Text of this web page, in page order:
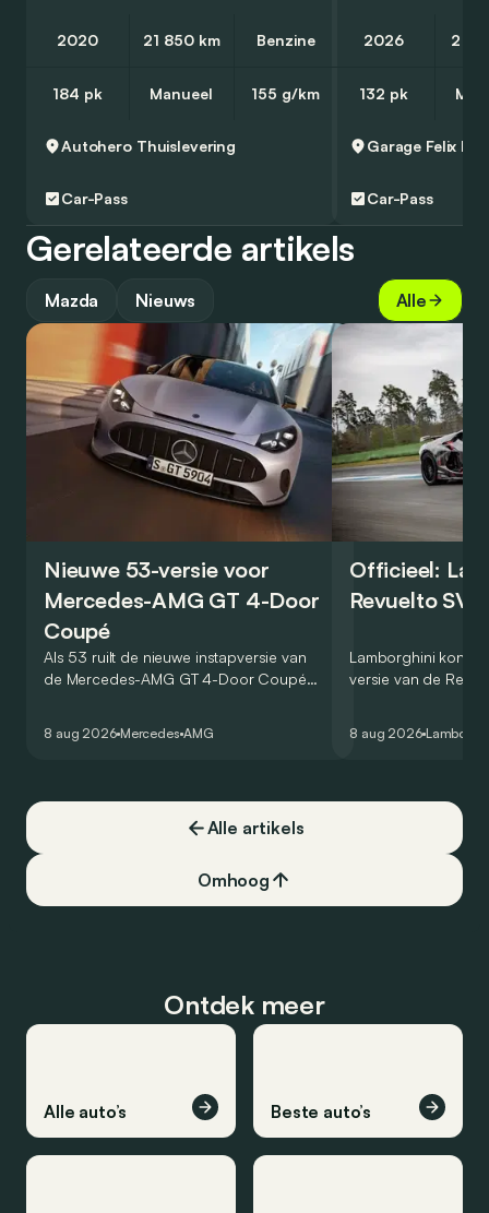
2020 21 850 km Benzine
184 pk Manueel 155 g/km
Autohero Thuislevering
Car-Pass
2026 2
132 pk
Garage Felix
Car-Pass
Gerelateerde artikels
Mazda Nieuws Alle
Nieuwe 53-versie voor
Mercedes-AMG GT 4-Door
Coupé
Als 53 ruilt de nieuwe instapversie van
de Mercedes-AMG GT 4-Door Coupé
8 aug 2026 Mercedes AMG
Officieel:
Revuelto SV
Lamborghini
versie van de
een record voor
8 aug 2026
Alle artikels
Omhoog
Ontdek meer
Alle auto’s Beste auto’s